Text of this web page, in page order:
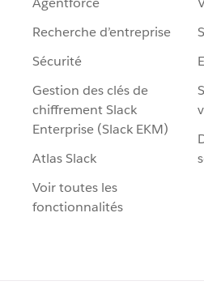
Recherche d’entreprise
Sécurité
Gestion des clés de
chiffrement Slack
Enterprise (Slack EKM)
Atlas Slack
Voir toutes les
fonctionnalités